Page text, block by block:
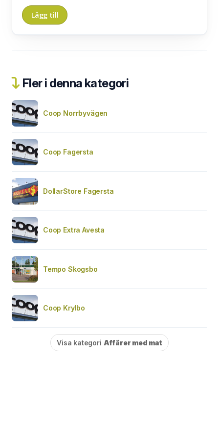
Fler i denna kategori
Coop Norrbyvägen
Coop Fagersta
DollarStore Fagersta
Coop Extra Avesta
Tempo Skogsbo
Coop Krylbo
Visa kategori Affärer med mat